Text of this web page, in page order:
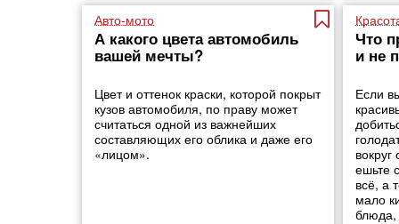
Авто-мото
А какого цвета автомобиль
вашей мечты?
Цвет и оттенок краски, которой покрыт
кузов автомобиля, по праву может
считаться одной из важнейших
составляющих его облика и даже его
«лицом».
Что
и не
Если
ешьте
всё, а
мало
блюда,